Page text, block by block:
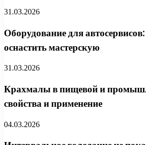
31.03.2026
Оборудование для
оснастить мастерскую
31.03.2026
Крахмалы в пищевой и
свойства и применение
04.03.2026